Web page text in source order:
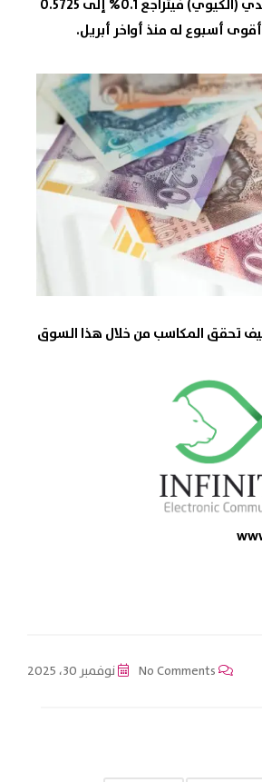
أما الدولار النيوزيلندي (الكيوي) فيتراجع 0.1% إلى 0.5725
أسبوع له منذ أواخر أبريل.
تحقق المكاسب من خلال هذا السوق
نوفمبر 30، 2025